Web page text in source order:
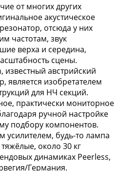
от многих других
акустическое
отсюда у них
частотам, звук
верха и середина,
сцены.
австрийский
является изобретателем
для НЧ секций.
практически мониторное
ручной настройке
подбору компонентов.
будь-то лампа
около 30 кг
динамиках Peerless,
Германия.